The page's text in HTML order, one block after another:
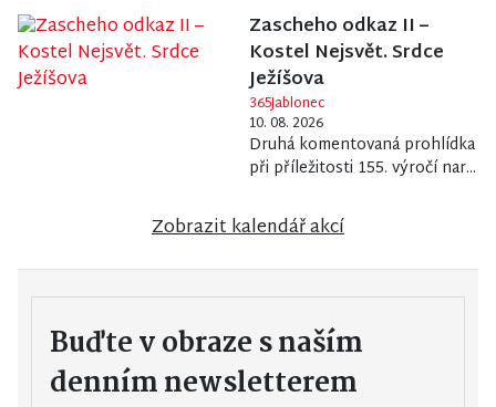
Zascheho odkaz II –
Kostel Nejsvět. Srdce
Ježíšova
365Jablonec
10. 08. 2026
Druhá komentovaná prohlídka
při příležitosti 155. výročí nar...
Zobrazit kalendář akcí
Buďte v obraze s naším
denním newsletterem